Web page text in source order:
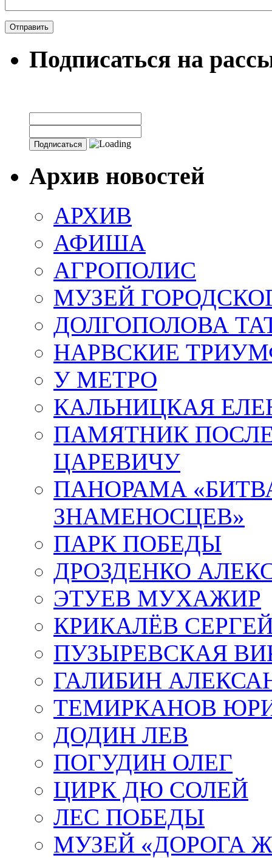
Подписаться на
Архив новостей
АРХИВ
АФИША
АГРОПОЛИС
МУЗЕЙ
ДОЛГОПОЛОВА
НАРВСКИЕ
У МЕТРО
КАЛЬНИЦКАЯ
ПАМЯТНИК
ЦАРЕВИЧУ
ПАНОРАМА
ЗНАМЕНОСЦЕВ»
ПАРК ПОБЕДЫ
ДРОЗДЕНКО
ЭТУЕВ МУХАЖИР
КРИКАЛЁВ
ПУЗЫРЕВСКАЯ
ГАЛИБИН
ТЕМИРКАНОВ
ДОДИН ЛЕВ
ПОГУДИН ОЛЕГ
ЦИРК ДЮ СОЛЕЙ
ЛЕС ПОБЕДЫ
МУЗЕЙ «ДОРОГА